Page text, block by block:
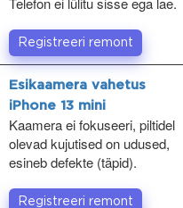
Registreeri remont
Esikaamera vahetus
iPhone 13 mini
Kaamera ei fokuseeri, piltidel
olevad kujutised on udused,
esineb defekte (täpid).
Registreeri remont